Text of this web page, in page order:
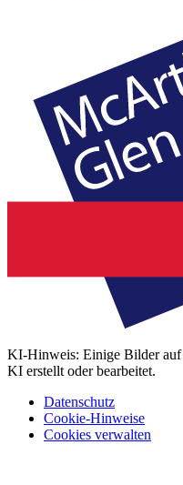
KI-Hinweis: Einige Bilder auf
KI erstellt oder bearbeitet.
Datenschutz
Cookie-Hinweise
Cookies verwalten